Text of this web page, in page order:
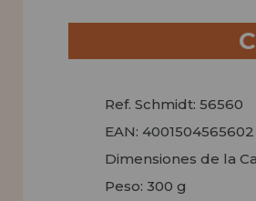
Ref. Schmidt: 56560
EAN: 4001504565602
Dimensiones de la
Peso: 300 g